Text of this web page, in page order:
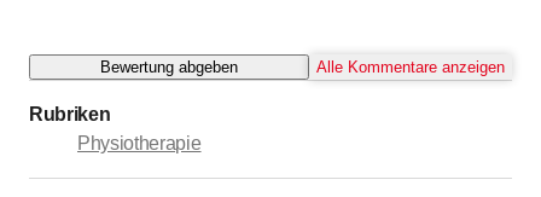
Bewertung abgeben Alle Kommentare anzeigen
Rubriken
Physiotherapie